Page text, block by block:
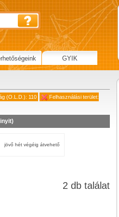
(O.L.D.): 110
Felhasználási terület:
)
jövő hét végéig átvehető
2 db találat
GYIK